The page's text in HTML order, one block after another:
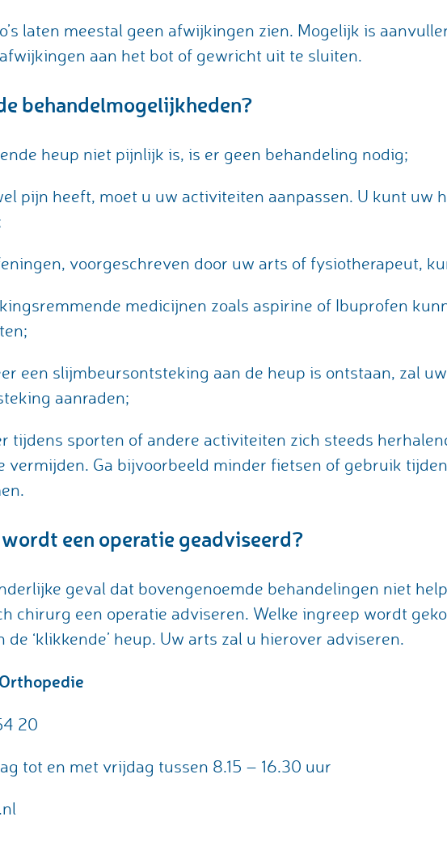
laten meestal geen afwijkingen zien. Mogelijk is
aan het bot of gewricht uit te sluiten.
behandelmogelijkheden?
heup niet pijnlijk is, is er geen behandeling nodig;
pijn heeft, moet u uw activiteiten aanpassen. U kunt uw
voorgeschreven door uw arts of fysiotherapeut,
medicijnen zoals aspirine of Ibuprofen
een slijmbeursontsteking aan de heup is ontstaan, zal
aanraden;
tijdens sporten of andere activiteiten zich steeds
vermijden. Ga bijvoorbeeld minder fietsen of gebruik
een operatie geadviseerd?
geval dat bovengenoemde behandelingen niet
chirurg een operatie adviseren. Welke ingreep wordt
de ‘klikkende’ heup. Uw arts zal u hierover adviseren.
20
tot en met vrijdag tussen 8.15 – 16.30 uur